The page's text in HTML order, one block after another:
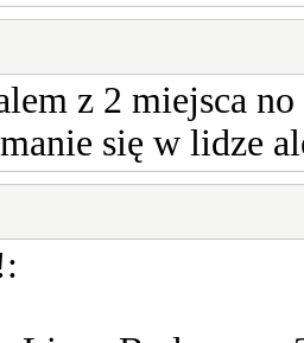
z 2 miejsca
się w lidze